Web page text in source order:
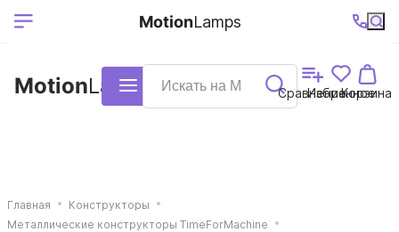
Ваш регион
Выберите ваш
+7 (495)740-
38-68
График
работы
MotionLamps Каталог Сравнение
Избранное
Корзина
MotionLamps
Главная
Конструкторы
Металлические конструкторы TimeForMachine